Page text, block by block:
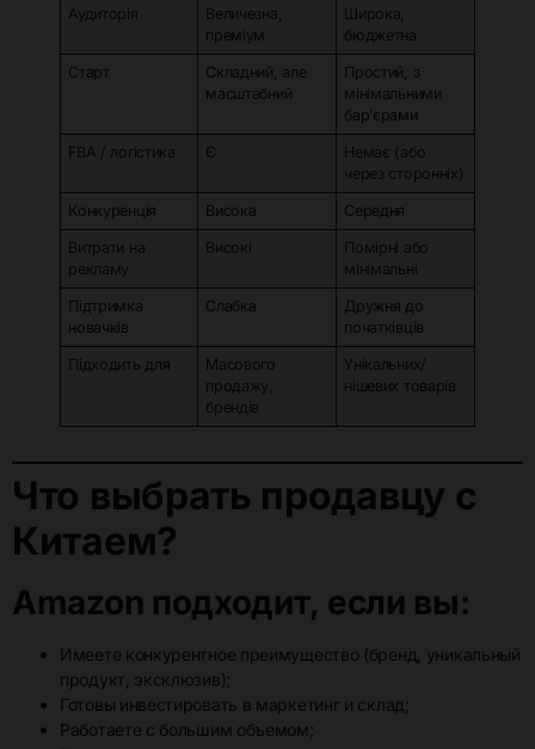
Аудиторія
Величезна,
преміум
Широка,
бюджетна
Старт
Складний, але
масштабний
Простий, з
мінімальними
бар’єрами
FBA / логістика Є
Немає (або
через сторонніх)
Конкуренція Висока Середня
Витрати на
рекламу
Високі
Помірні або
мінімальні
Підтримка
новачків
Слабка
Дружня до
початківців
Підходить для
Масового
продажу,
брендів
Унікальних/
нішевих товарів
Что выбрать продавцу с
Китаем?
Amazon подходит, если вы:
Имеете конкурентное преимущество (бренд, уникальный
продукт, эксклюзив);
Готовы инвестировать в маркетинг и склад;
Работаете с большим объемом;